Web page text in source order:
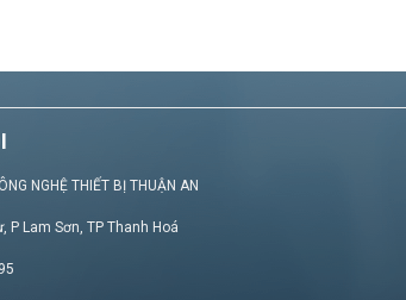
NGHỆ THIẾT BỊ THUẬN AN
P Lam Sơn, TP Thanh Hoá